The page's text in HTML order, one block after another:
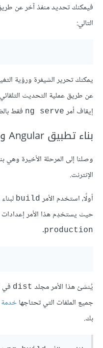
فيمكنك تحديد منفذ آخر عن
التالي:
يمكنك تحرير الشيفرة ورؤية
عن طريق عملية التحديث
إيقاف أمر ng serve فقط
بناء تطبيق Angular ونشره على الويب
الإنترنت.
أولًا، استخدم الأمر build
حيث يستخدِم هذا الأمر إعدادات
production
.
يُنشئ هذا الأمر مجلد dist في
جميع الملفات التي تحتاجهاخدمة
بك.